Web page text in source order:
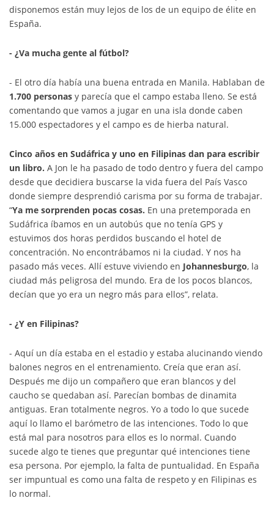
disponemos están muy lejos de los de un equipo de élite en
España.
- ¿Va mucha gente al fútbol?
- El otro día había una buena entrada en Manila. Hablaban de
1.700 personas y parecía que el campo estaba lleno. Se está
comentando que vamos a jugar en una isla donde caben
15.000 espectadores y el campo es de hierba natural.
Cinco años en Sudáfrica y uno en Filipinas dan para escribir
un libro. A Jon le ha pasado de todo dentro y fuera del campo
desde que decidiera buscarse la vida fuera del País Vasco
donde siempre desprendió carisma por su forma de trabajar.
“Ya me sorprenden pocas cosas. En una pretemporada en
Sudáfrica íbamos en un autobús que no tenía GPS y
estuvimos dos horas perdidos buscando el hotel de
concentración. No encontrábamos ni la ciudad. Y nos ha
pasado más veces. Allí estuve viviendo en Johannesburgo, la
ciudad más peligrosa del mundo. Era de los pocos blancos,
decían que yo era un negro más para ellos”, relata.
- ¿Y en Filipinas?
- Aquí un día estaba en el estadio y estaba alucinando viendo
balones negros en el entrenamiento. Creía que eran así.
Después me dijo un compañero que eran blancos y del
caucho se quedaban así. Parecían bombas de dinamita
antiguas. Eran totalmente negros. Yo a todo lo que sucede
aquí lo llamo el barómetro de las intenciones. Todo lo que
está mal para nosotros para ellos es lo normal. Cuando
sucede algo te tienes que preguntar qué intenciones tiene
esa persona. Por ejemplo, la falta de puntualidad. En España
ser impuntual es como una falta de respeto y en Filipinas es
lo normal.